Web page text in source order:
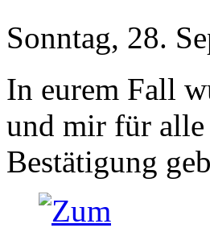
Sonntag, 28.
In eurem Fall
und mir für
Bestätigung